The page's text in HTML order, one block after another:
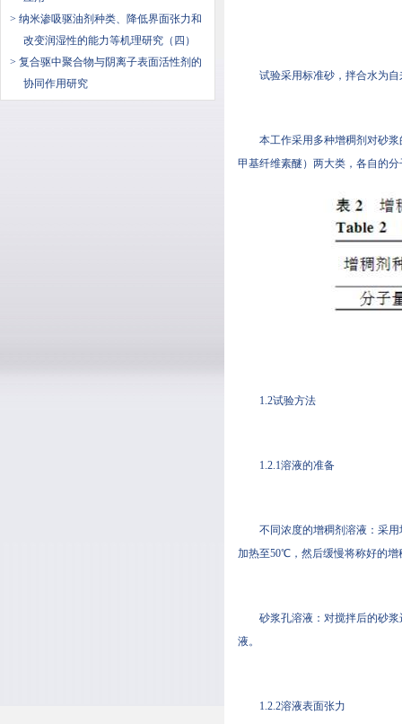
> 纳米渗吸驱油剂种类、降低界面张力和
改变润湿性的能力等机理研究（四）
> 复合驱中聚合物与阴离子表面活性剂的
协同作用研究
试验采用标准砂，拌合水为自
本工作采用多种增稠剂对砂浆
甲基纤维素醚）两大类，各自的分
1.2试验方法
1.2.1溶液的准备
不同浓度的增稠剂溶液：采
加热至50℃，然后缓慢将称好的增
砂浆孔溶液：对搅拌后的砂
液。
1.2.2溶液表面张力